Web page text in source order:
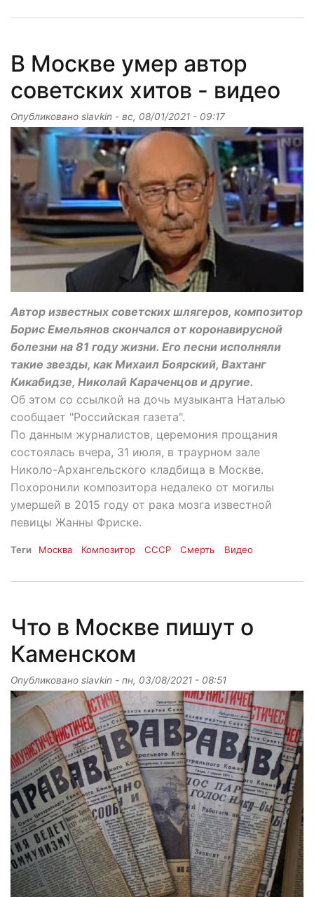
В Москве умер автор
советских хитов - видео
Опубликовано slavkin - вс, 08/01/2021 - 09:17
Автор известных советских шлягеров, композитор
Борис Емельянов скончался от коронавирусной
болезни на 81 году жизни. Его песни исполняли
такие звезды, как Михаил Боярский, Вахтанг
Кикабидзе, Николай Караченцов и другие.
Об этом со ссылкой на дочь музыканта Наталью
сообщает "Российская газета".
По данным журналистов, церемония прощания
состоялась вчера, 31 июля, в траурном зале
Николо-Архангельского кладбища в Москве.
Похоронили композитора недалеко от могилы
умершей в 2015 году от рака мозга известной
певицы Жанны Фриске.
Теги Москва Композитор СССР Смерть Видео
Что в Москве пишут о
Каменском
Опубликовано slavkin - пн, 03/08/2021 - 08:51